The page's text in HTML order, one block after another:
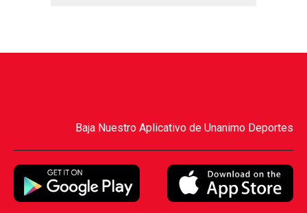
Baja Nuestro Aplicativo de Unanimo Deportes